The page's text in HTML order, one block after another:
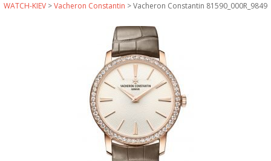
WATCH-KIEV >Vacheron Constantin > Vacheron Constantin 81590_000R_9849